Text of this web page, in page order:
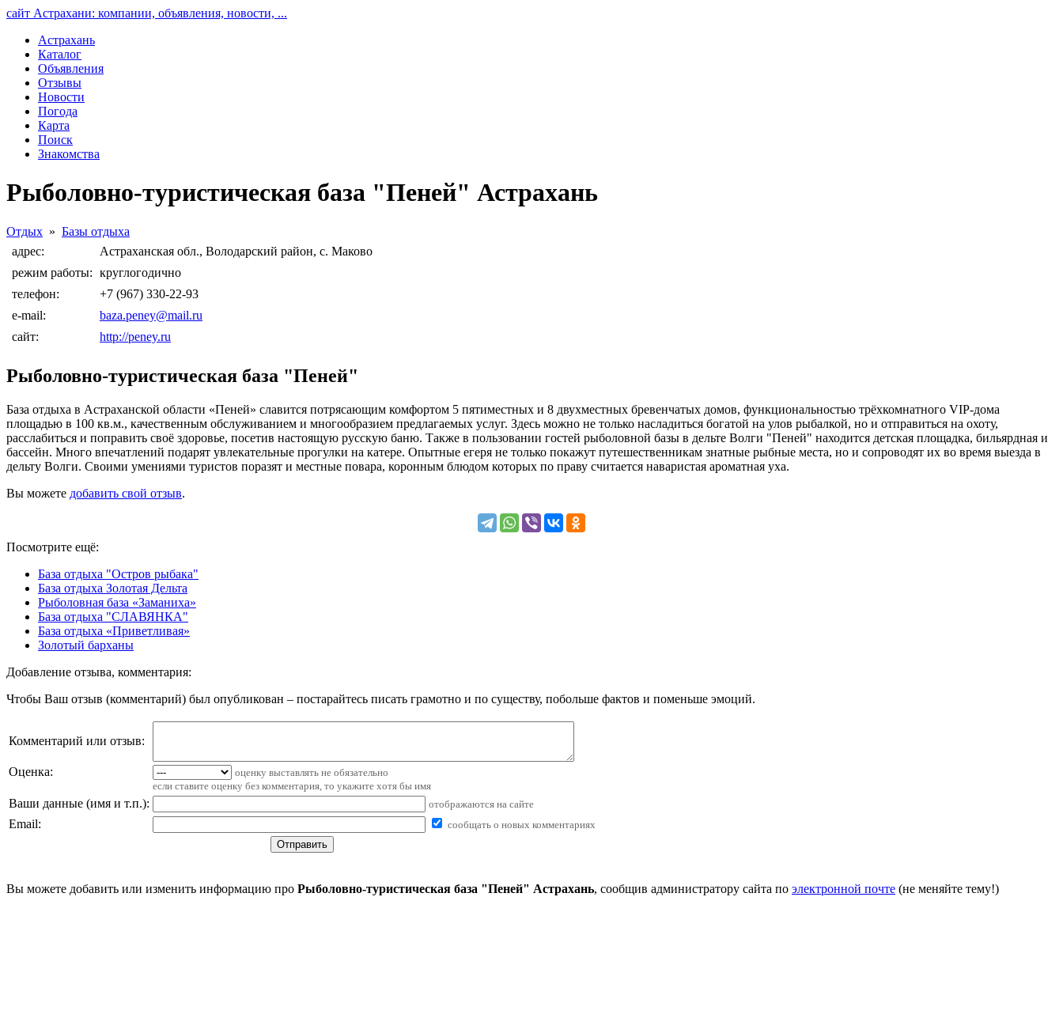
сайт Астрахани: компании, объявления, новости, ...
Астрахань
Каталог
Объявления
Отзывы
Новости
Погода
Карта
Поиск
Знакомства
Рыболовно-туристическая база "Пеней" Астрахань
Отдых » Базы отдыха
адрес:
Астраханская обл., Володарский район, с. Маково
режим работы: круглогодично
телефон:
+7 (967) 330-22-93
e-mail:
baza.peney@mail.ru
сайт:
http://peney.ru
Рыболовно-туристическая база "Пеней"
База отдыха в Астраханской области «Пеней» славится потрясающим комфортом 5 пятиместных и 8 двухместных бревенчатых домов, функциональностью трёхкомнатного VIP-дома
площадью в 100 кв.м., качественным обслуживанием и многообразием предлагаемых услуг. Здесь можно не только насладиться богатой на улов рыбалкой, но и отправиться на охоту,
расслабиться и поправить своё здоровье, посетив настоящую русскую баню. Также в пользовании гостей рыболовной базы в дельте Волги "Пеней" находится детская площадка, бильярдная и
бассейн. Много впечатлений подарят увлекательные прогулки на катере. Опытные егеря не только покажут путешественникам знатные рыбные места, но и сопроводят их во время выезда в
дельту Волги. Своими умениями туристов поразят и местные повара, коронным блюдом которых по праву считается наваристая ароматная уха.
Вы можете добавить свой отзыв.
Посмотрите ещё:
База отдыха "Остров рыбака"
База отдыха Золотая Дельта
Рыболовная база «Заманиха»
База отдыха "СЛАВЯНКА"
База отдыха «Приветливая»
Золотый барханы
Добавление отзыва, комментария:
Чтобы Ваш отзыв (комментарий) был опубликован – постарайтесь писать грамотно и по существу, побольше фактов и поменьше эмоций.
Комментарий или отзыв:
Оценка:
оценку выставлять не обязательно
если ставите оценку без комментария, то укажите хотя бы имя
Ваши данные (имя и т.п.): отображаются на сайте
Email: сообщать о новых комментариях
Вы можете добавить или изменить информацию про Рыболовно-туристическая база "Пеней" Астрахань, сообщив администратору сайта по электронной почте (не меняйте тему!)